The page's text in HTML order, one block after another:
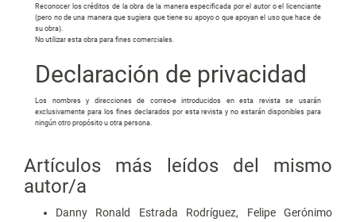
Reconocer los créditos de la obra de la manera especificada por el autor o el licenciante
(pero no de una manera que sugiera que tiene su apoyo o que apoyan el uso que hace de
su obra).
No utilizar esta obra para fines comerciales.
Declaración de privacidad
Los nombres y direcciones de correo-e introducidos en esta revista se usarán
exclusivamente para los fines declarados por esta revista y no estarán disponibles para
ningún otro propósito u otra persona.
Artículos más leídos del mismo
autor/a
Danny Ronald Estrada Rodríguez, Felipe Gerónimo